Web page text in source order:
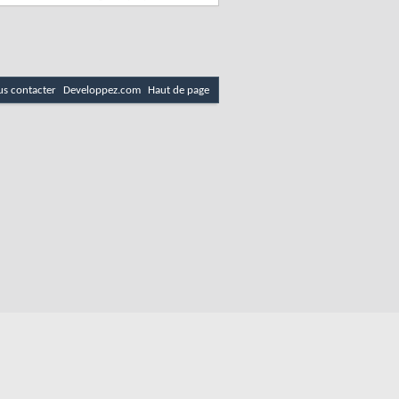
contacter Developpez.com Haut de page